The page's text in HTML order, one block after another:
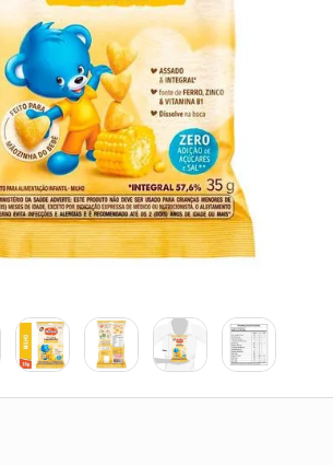
absorvente
10ºshampoo